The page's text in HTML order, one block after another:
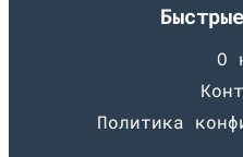
О
Политика